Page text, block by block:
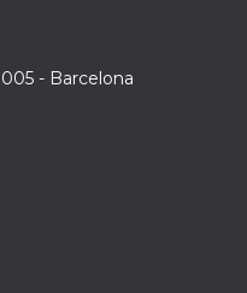
- Barcelona